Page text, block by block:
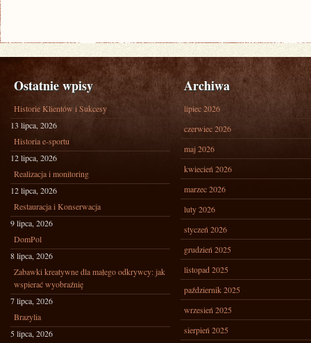
Ostatnie wpisy
Historie Klientów i Sukcesy
13 lipca, 2026
Historia e-sportu
12 lipca, 2026
Realizacja i monitoring
12 lipca, 2026
Restauracja i Konserwacja
9 lipca, 2026
DomPol
8 lipca, 2026
Zabawki kreatywne dla małego odkrywcy: jak
wspierać wyobraźnię
7 lipca, 2026
Brazylia
5 lipca, 2026
Archiwa
lipiec 2026
czerwiec 2026
maj 2026
kwiecień 2026
marzec 2026
luty 2026
styczeń 2026
grudzień 2025
listopad 2025
październik 2025
wrzesień 2025
sierpień 2025